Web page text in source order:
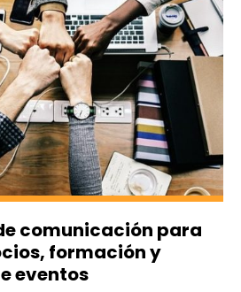
comunicación para
formación y
eventos